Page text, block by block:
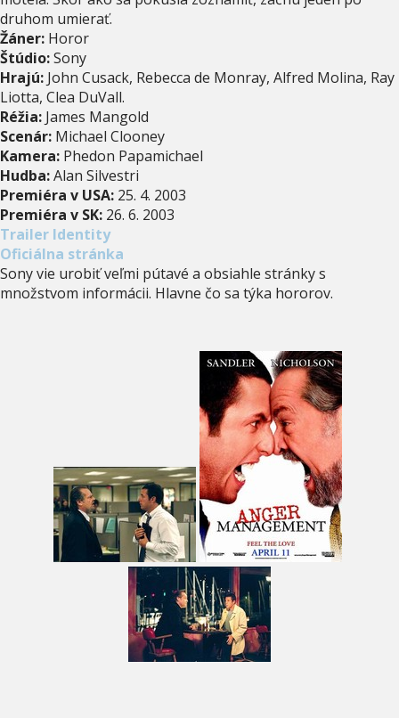
druhom umierať.
Žáner: Horor
Štúdio:Sony
Hrajú: John Cusack, Rebecca de Monray, Alfred Molina, Ray
Liotta, Clea DuVall.
Réžia: James Mangold
Scenár: Michael Clooney
Kamera: Phedon Papamichael
Hudba:Alan Silvestri
Premiéra v USA: 25. 4. 2003
Premiéra v SK: 26. 6. 2003
Trailer Identity
Oficiálna stránka
Sony vie urobiť veľmi pútavé a obsiahle stránky s
množstvom informácii. Hlavne čo sa týka hororov.